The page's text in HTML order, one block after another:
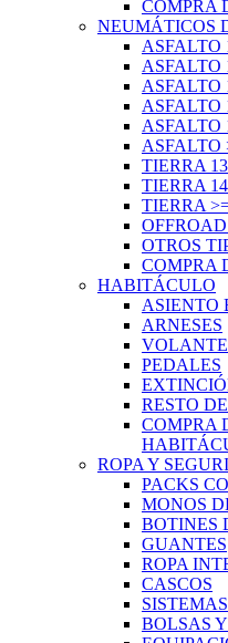
COMPRA
NEUMÁTICOS
ASFALTO
ASFALTO
ASFALTO
ASFALTO
ASFALTO
ASFALTO
TIERRA
TIERRA
TIERRA
OTROS
COMPRA
HABITÁCULO
ASIENTO
ARNESES
PEDALES
RESTO
COMPRA
ROPA Y
PACKS
MONOS
BOTINES
GUANTES
ROPA
CASCOS
BOLSAS